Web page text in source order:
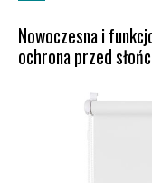
Nowoczesna i
ochrona przed